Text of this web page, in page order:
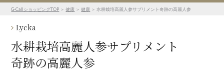
G-CallショッピングTOP ＞健康 ＞健康 ＞ 水耕栽培高麗人参サプリメント奇跡の高麗人参
Lycka
水耕栽培高麗人参サプリメント
奇跡の高麗人参